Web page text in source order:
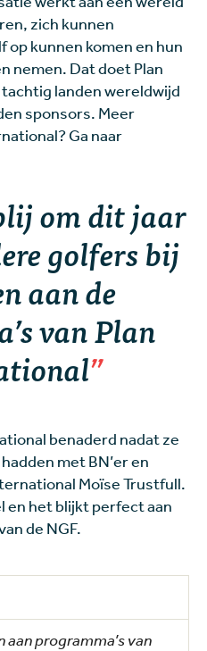
zich kunnen
kunnen komen en hun
nemen. Dat doet Plan
landen wereldwijd
sponsors. Meer
Ga naar
om dit jaar
golfers bij
aan de
van Plan
benaderd nadat ze
met BN’er en
Moïse Trustfull.
en het blijkt perfect aan
de NGF.
aan programma’s van